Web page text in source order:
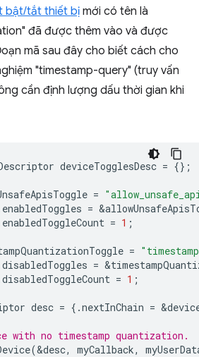
bật/tắt thiết bị mới có tên là
đã được thêm vào và được
mã sau đây cho biết cách cho
"timestamp-query" (truy vấn
cần định lượng dấu thời gian khi
deviceTogglesDesc = {};
=
enabledToggles = &
enabledToggleCount = 1 ;
=
disabledToggles = &
disabledToggleCount = 1 ;
desc = {.nextInChain = &
with no timestamp quantization.
(&desc, myCallback,